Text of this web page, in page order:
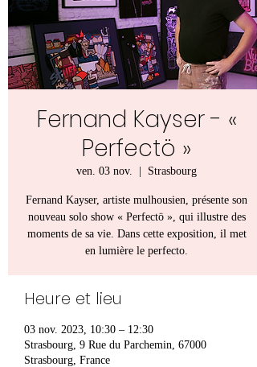
Fernand Kayser - «
Perfectö »
ven. 03 nov.
  |
Strasbourg
Fernand Kayser, artiste mulhousien, présente son
nouveau solo show « Perfectö », qui illustre des
moments de sa vie. Dans cette exposition, il met
en lumière le perfecto.
Heure et lieu
03 nov. 2023, 10:30 – 12:30
Strasbourg, 9 Rue du Parchemin, 67000
Strasbourg, France